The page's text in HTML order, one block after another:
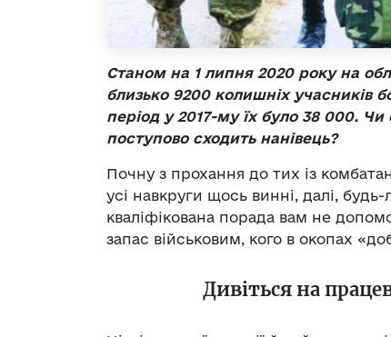
Станом на 1 липня 2020 року на
близько 9200 колишніх учасників
період у 2017-му їх було 38 000.
поступово сходить нанівець?
Почну з прохання до тих із
усі навкруги щось винні, далі,
кваліфікована порада вам не
запас військовим, кого в окопах
Дивіться на